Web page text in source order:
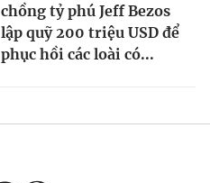
chồng tỷ phú Jeff Bezos
lập quỹ 200 triệu USD để
phục hồi các loài có...